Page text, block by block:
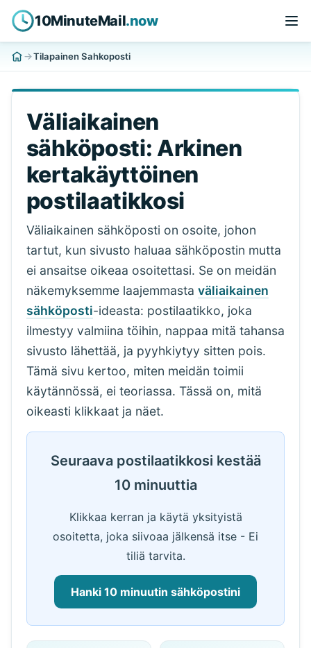
10MinuteMail.now
Tilapainen Sahkoposti
Väliaikainen
sähköposti: Arkinen
kertakäyttöinen
postilaatikkosi
Väliaikainen sähköposti on osoite, johon
tartut, kun sivusto haluaa sähköpostin mutta
ei ansaitse oikeaa osoitettasi. Se on meidän
näkemyksemme laajemmasta väliaikainen
sähköposti-ideasta: postilaatikko, joka
ilmestyy valmiina töihin, nappaa mitä tahansa
sivusto lähettää, ja pyyhkiytyy sitten pois.
Tämä sivu kertoo, miten meidän toimii
käytännössä, ei teoriassa. Tässä on, mitä
oikeasti klikkaat ja näet.
Seuraava postilaatikkosi kestää
10 minuuttia
Klikkaa kerran ja käytä yksityistä
osoitetta, joka siivoaa jälkensä itse - Ei
tiliä tarvita.
Hanki 10 minuutin sähköpostini